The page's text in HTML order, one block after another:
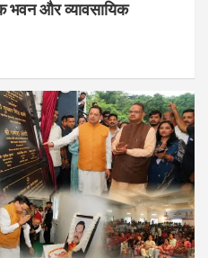
भवन और व्यावसायिक